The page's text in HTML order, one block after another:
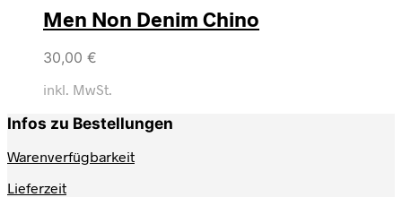
Men Non Denim Chino
30,00 €
inkl. MwSt.
Infos zu Bestellungen
Warenverfügbarkeit
Lieferzeit